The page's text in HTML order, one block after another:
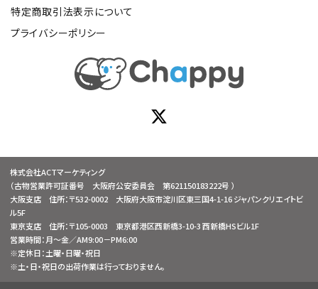
特定商取引法表示について
プライバシーポリシー
株式会社ACTマーケティング
（古物営業許可証番号 大阪府公安委員会 第621150183222号 ）
大阪支店 住所：〒532-0002 大阪府大阪市淀川区東三国4-1-16 ジャパンクリエイトビ
ル5F
東京支店 住所：〒105-0003 東京都港区西新橋3-10-3 西新橋HSビル1F
営業時間：月～金／AM9:00－PM6:00
※定休日：土曜・日曜・祝日
※土・日・祝日の出荷作業は行っておりません。